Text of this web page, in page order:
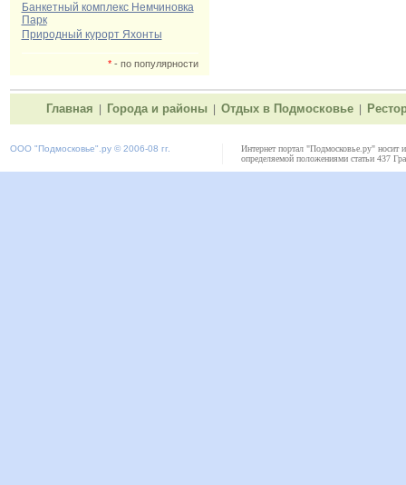
Банкетный комплекс Немчиновка
Парк
Природный курорт Яхонты
*- по популярности
Главная Города и районы Отдых в Подмосковье
ООО "Подмосковье" .ру © 2006-08 гг.
Интернет портал "Подмосковье.ру" носит
определяемой положениями статьи 437